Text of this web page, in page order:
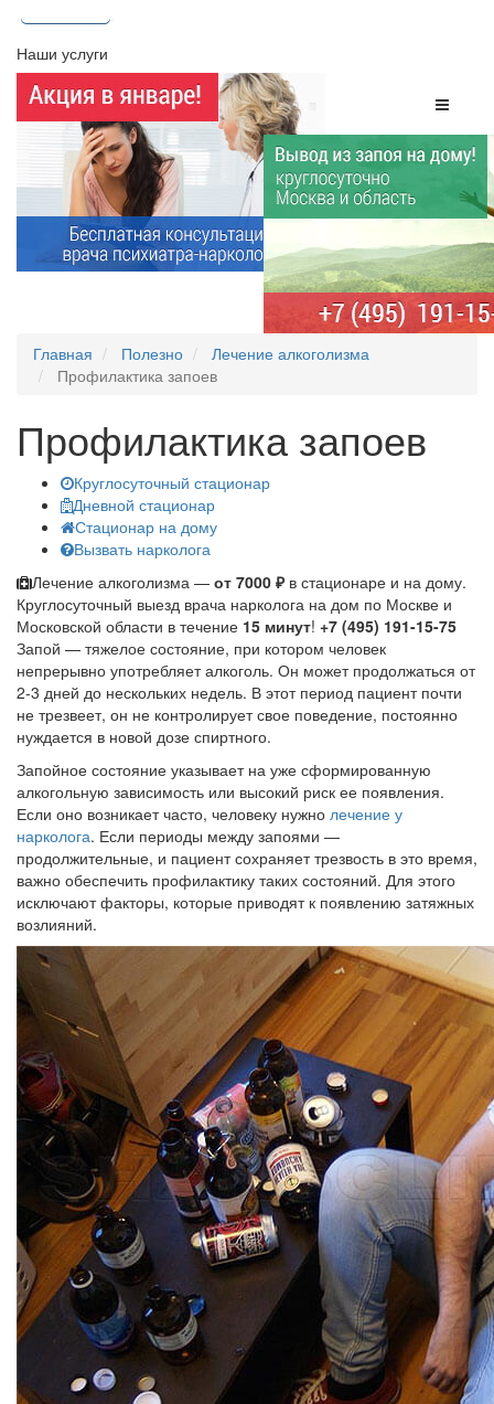
Наши услуги
Меню
Главная Полезно
Лечение алкоголизма
Профилактика запоев
Профилактика запоев
Круглосуточный стационар
Дневной стационар
Стационар на дому
Вызвать нарколога
Лечение алкоголизма — от 7000 ₽в стационаре и на дому.
Круглосуточный выезд врача нарколога на дом по Москве и
Московской области в течение 15 минут! +7 (495) 191-15-75
Запой — тяжелое состояние, при котором человек
непрерывно употребляет алкоголь. Он может продолжаться от
2-3 дней до нескольких недель. В этот период пациент почти
не трезвеет, он не контролирует свое поведение, постоянно
нуждается в новой дозе спиртного.
Запойное состояние указывает на уже сформированную
алкогольную зависимость или высокий риск ее появления.
Если оно возникает часто, человеку нужно лечение у
нарколога. Если периоды между запоями —
продолжительные, и пациент сохраняет трезвость в это время,
важно обеспечить профилактику таких состояний. Для этого
исключают факторы, которые приводят к появлению затяжных
возлияний.